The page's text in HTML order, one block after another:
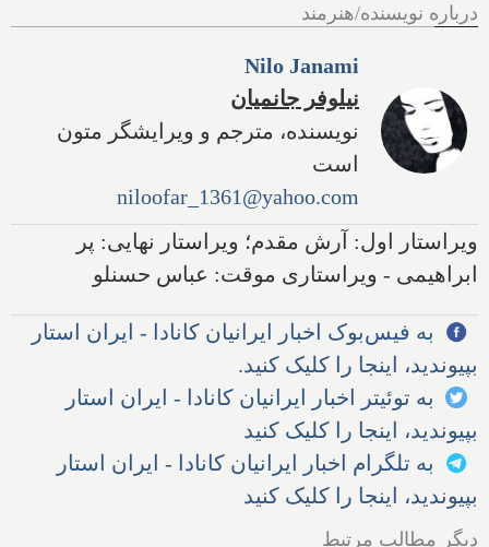
درباره نویسنده/هنرمند
Nilo Janami
نیلوفر جانمیان
نویسنده، مترجم و ویرایشگر متون
است
niloofar_1361@yahoo.com
ویراستار اول: آرش مقدم؛ ویراستار نهایی: پر
ابراهیمی - ویراستاری موقت: عباس حسنلو
به فیس‌بوک اخبار ایرانیان کانادا - ایران استار
بپیوندید، اینجا را کلیک کنید.
به توئیتر اخبار ایرانیان کانادا - ایران استار
بپیوندید، اینجا را کلیک کنید
به تلگرام اخبار ایرانیان کانادا - ایران استار
بپیوندید، اینجا را کلیک کنید
دیگر مطالب مرتبط